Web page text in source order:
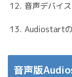
12. 音声デバイス
13. Audiostart
音声版